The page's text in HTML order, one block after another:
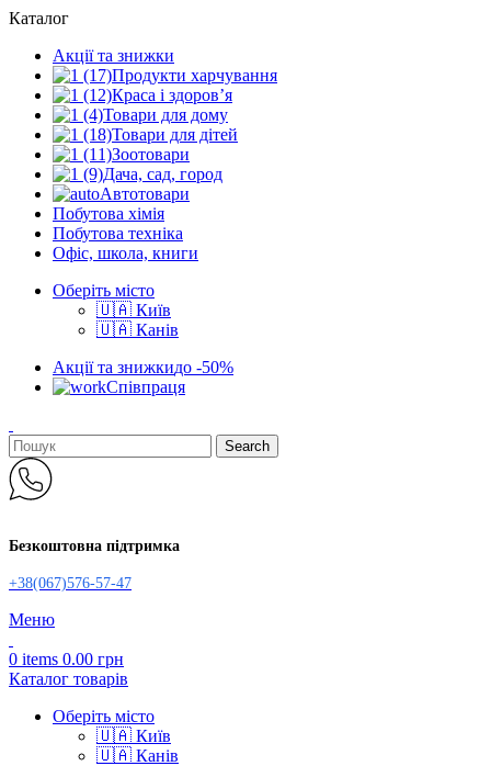
Каталог
Акції та знижки
Продукти харчування
Краса і здоров’я
Товари для дому
Товари для дітей
Зоотовари
Дача, сад, город
Автотовари
Побутова хімія
Побутова техніка
Офіс, школа, книги
Оберіть місто
🇺🇦 Київ
🇺🇦 Канів
Акції та знижкидо -50%
Співпраця
Search
Безкоштовна підтримка
+38(067)576-57-47
Меню
0 items 0.00 грн
Каталог товарів
Оберіть місто
🇺🇦 Київ
🇺🇦 Канів